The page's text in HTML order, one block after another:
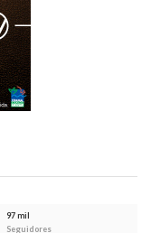
97 mil
Seguidores